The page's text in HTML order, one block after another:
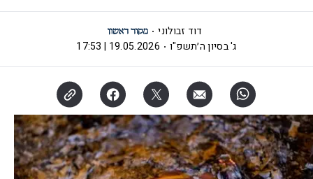
דוד זבולוני
ג' בסיון ה׳תשפ"ו
19.05.2026 | 17:53